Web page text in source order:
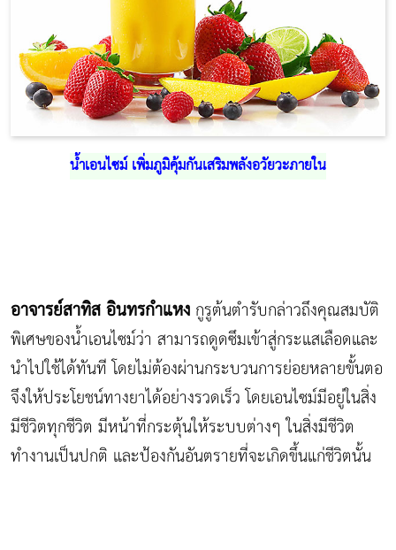
น้ำเอนไซม์ เพิ่มภูมิคุ้มกันเสริมพลังอวัยวะภายใน
อาจารย์สาทิส อินทรกำแหง กูรูต้นตำรับกล่าวถึงคุณสมบัติ
พิเศษของน้ำเอนไซม์ว่า สามารถดูดซึมเข้าสู่กระแสเลือดและ
นำไปใช้ได้ทันที โดยไม่ต้องผ่านกระบวนการย่อยหลายขั้นตอ
จึงให้ประโยชน์ทางยาได้อย่างรวดเร็ว โดยเอนไซม์มีอยู่ในสิ่ง
มีชีวิตทุกชีวิต มีหน้าที่กระตุ้นให้ระบบต่างๆ ในสิ่งมีชีวิต
ทำงานเป็นปกติ และป้องกันอันตรายที่จะเกิดขึ้นแก่ชีวิตนั้น